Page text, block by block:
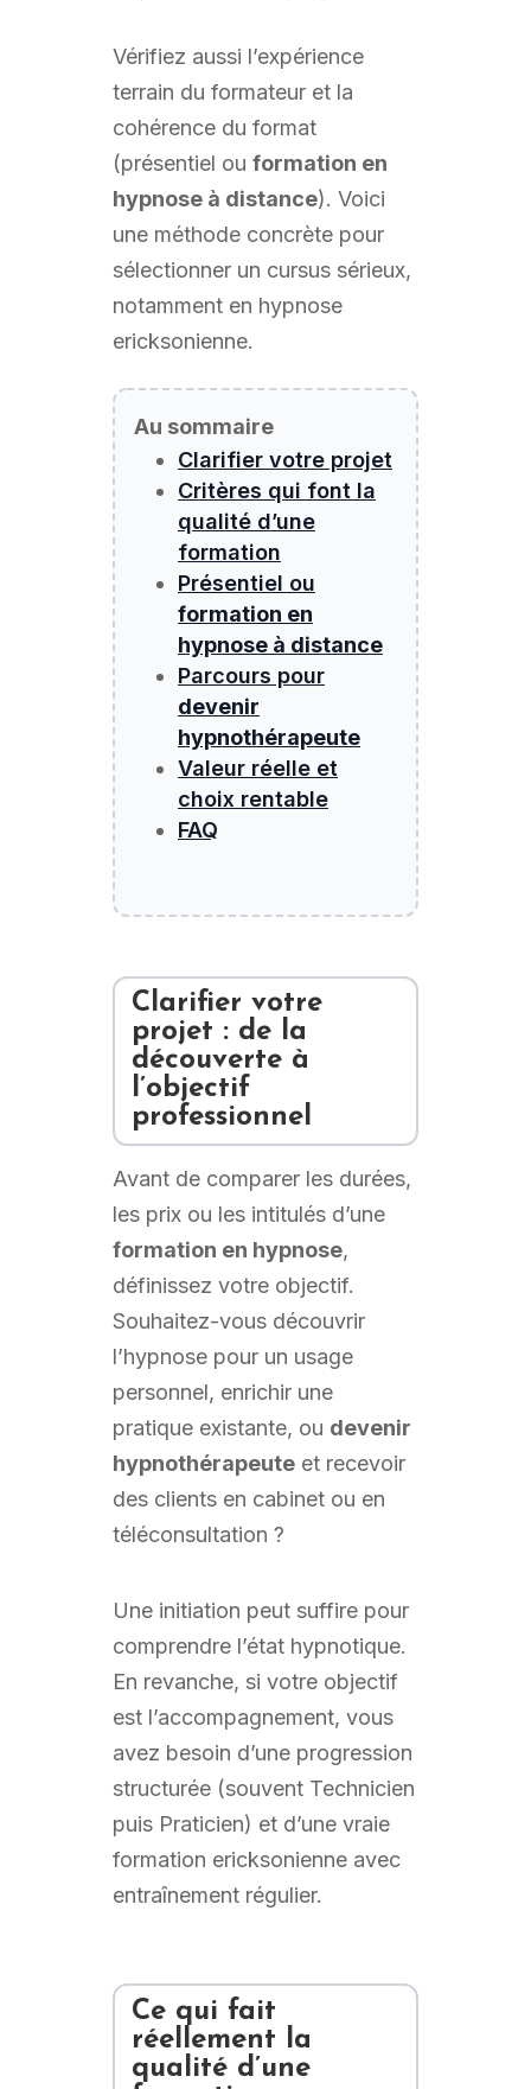
Vérifiez aussi l’expérience
terrain du formateur et la
cohérence du format
(présentiel ou formation en
hypnose à distance). Voici
une méthode concrète pour
sélectionner un cursus sérieux,
notamment en hypnose
ericksonienne.
Au sommaire
Clarifier votre projet
Critères qui font la
qualité d’une
formation
Présentiel ou
formation en
hypnose à distance
Parcours pour
devenir
hypnothérapeute
Valeur réelle et
choix rentable
FAQ
Clarifier votre
projet : de la
découverte à
l’objectif
professionnel
Avant de comparer les durées,
les prix ou les intitulés d’une
formation en hypnose,
définissez votre objectif.
Souhaitez-vous découvrir
l’hypnose pour un usage
personnel, enrichir une
pratique existante, ou devenir
hypnothérapeuteet recevoir
des clients en cabinet ou en
téléconsultation ?
Une initiation peut suffire pour
comprendre l’état hypnotique.
En revanche, si votre objectif
est l’accompagnement, vous
avez besoin d’une progression
structurée (souvent Technicien
puis Praticien) et d’une vraie
formation ericksonienne avec
entraînement régulier.
Ce qui fait
réellement la
qualité d’une